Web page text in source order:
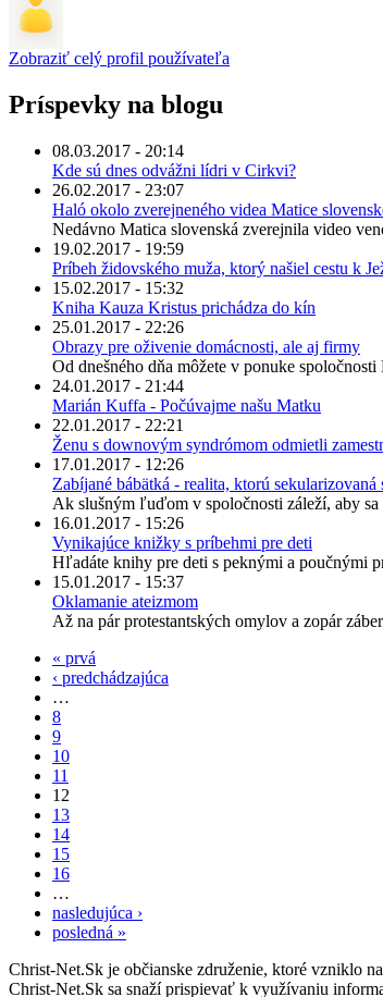
Zobraziť celý profil používateľa
Príspevky na blogu
08.03.2017 - 20:14
Kde sú dnes odvážni lídri v Cirkvi?
26.02.2017 - 23:07
Haló okolo zverejneného videa Matice
Nedávno Matica slovenská zverejnila video
19.02.2017 - 19:59
Príbeh židovského muža, ktorý našiel cestu k
15.02.2017 - 15:32
Kniha Kauza Kristus prichádza do kín
25.01.2017 - 22:26
Obrazy pre oživenie domácnosti, ale aj firmy
Od dnešného dňa môžete v ponuke
24.01.2017 - 21:44
Marián Kuffa - Počúvajme našu Matku
22.01.2017 - 22:21
Ženu s downovým syndrómom odmietli
17.01.2017 - 12:26
Zabíjané bábätká - realita, ktorú
Ak slušným ľuďom v spoločnosti záleží, aby
16.01.2017 - 15:26
Vynikajúce knižky s príbehmi pre deti
Hľadáte knihy pre deti s peknými a poučnými
15.01.2017 - 15:37
Oklamanie ateizmom
Až na pár protestantských omylov a zopár
« prvá
‹ predchádzajúca
…
8
9
10
11
12
13
14
15
16
…
nasledujúca ›
posledná »
Christ-Net.Sk je občianske združenie, ktoré vzniklo
Christ-Net.Sk sa snaží prispievať k využívaniu